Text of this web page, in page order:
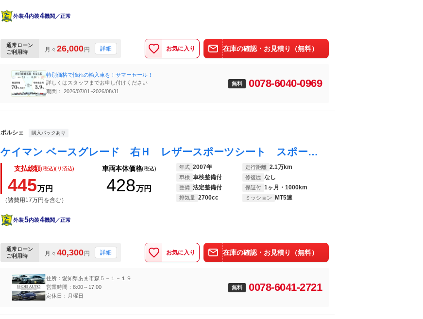
外装4内装4機関／正常
通常ローン
ご利用時
月々 26,000円 詳細 お気に入り 在庫の確認・お見積り（無料）
特別価格で憧れの輸入車を！サマーセール！
詳しくはスタッフまでお申し付けください
期間： 2026/07/01~2026/08/31
無料 0078-6040-0969
ポルシェ 購入パックあり
ケイマン ベースグレード 右Ｈ レザースポーツシート スポーツステアリング アーキュレイエキゾースト フルオートＡＣ １８インチボクスターＳ サイドデカール キセノン ルーフライナー交換済み スポンジ対策済み
支払総額(税込)(リ済込)
445万円
（諸費用17万円を含む）
車両本体価格(税込)
428万円
年式 2007年 走行距離 2.1万km
車検 車検整備付 修復歴 なし
整備 法定整備付 保証付 1ヶ月・1000km
排気量 2700cc ミッション MT5速
外装5内装4機関／正常
通常ローン
ご利用時
月々 40,300円 詳細 お気に入り 在庫の確認・お見積り（無料）
住所：愛知県あま市森５－１－１９
営業時間：8:00～17:00
定休日：月曜日
無料 0078-6041-2721